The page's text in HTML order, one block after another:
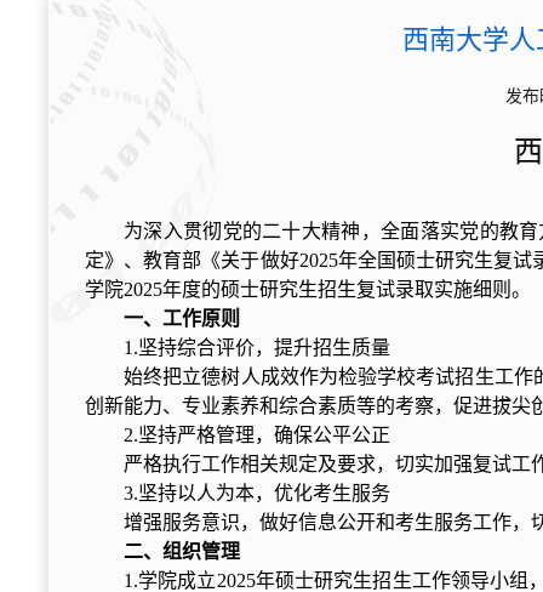
西南大学
发
为深入贯彻党的二十大精神，全面落实党的教
定》、教育部《关于做好2025年全国硕士研究生复
学院2025年度的硕士研究生招生复试录取实施细则。
一、工作原则
1.坚持综合评价，提升招生质量
始终把立德树人成效作为检验学校考试招生工作
创新能力、专业素养和综合素质等的考察，促进拔尖
2.坚持严格管理，确保公平公正
严格执行工作相关规定及要求，切实加强复试
3.坚持以人为本，优化考生服务
增强服务意识，做好信息公开和考生服务工作，
二、组织管理
1.学院成立2025年硕士研究生招生工作领导小